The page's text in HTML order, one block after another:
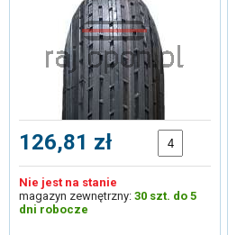
126,81 zł
Nie jest na stanie
magazyn zewnętrzny: 30 szt. do 5
dni robocze